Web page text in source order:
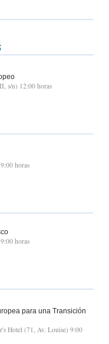
s/n) 12:00 horas
horas
horas
para una Transición
Hotel (71, Av. Louise) 9:00